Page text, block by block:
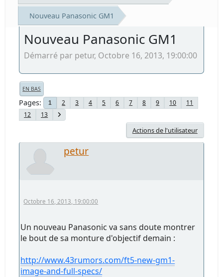
Nouveau Panasonic GM1
Nouveau Panasonic GM1
Démarré par petur, Octobre 16, 2013, 19:00:00
EN BAS
Pages 1 2 3 4 5 6 7 8 9 10
11
12
13
Actions de l'utilisateur
petur
Octobre 16, 2013, 19:00:00
Un nouveau Panasonic va sans doute montrer
le bout de sa monture d'objectif demain :
http://www.43rumors.com/ft5-new-gm1-
image-and-full-specs/